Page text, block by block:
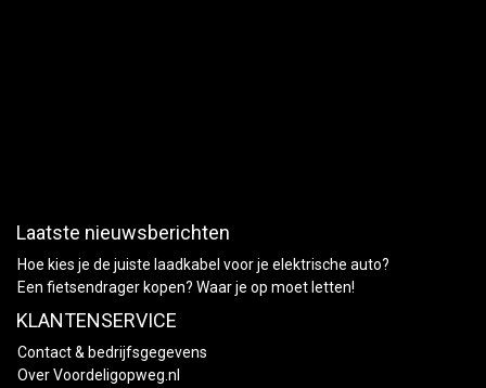
Laatste nieuwsberichten
Hoe kies je de juiste laadkabel voor je elektrische auto?
Een fietsendrager kopen? Waar je op moet letten!
KLANTENSERVICE
Contact & bedrijfsgegevens
Over Voordeligopweg.nl